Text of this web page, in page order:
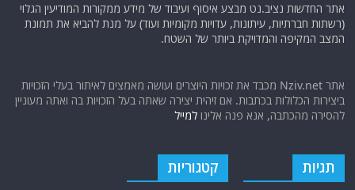
אתר החדשות נציב.נט מבצע איסוף ועיבוד של מידע ממקורות המודיעין הגלוי
(רשתות חברתיות, עיתונות, עדויות מקומיות ועוד) על מנת להביא את תמונת
המצב המקיפה והמדויקת ביותר של השטח.
אתר Nziv.net מכבד את זכויות היוצרים ועושה מאמצים לאיתור בעלי הזכויות
ביצירות הכלולות בכתבות. אם זיהית יצירה שאתה בעל הזכויות בה ואתה מעוניין
להסירה מהכתבה, אנא פנה אלינולמייל
תגיות קטגוריות